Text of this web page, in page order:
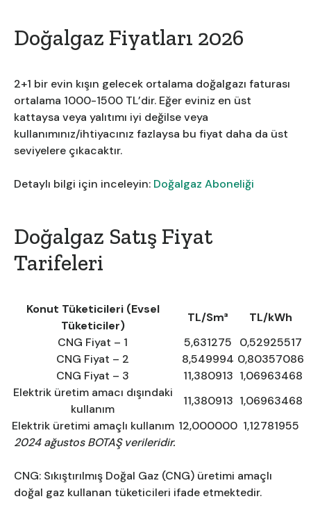
Doğalgaz Fiyatları 2026
2+1 bir evin kışın gelecek ortalama doğalgazı faturası
ortalama 1000-1500 TL’dir. Eğer eviniz en üst
kattaysa veya yalıtımı iyi değilse veya
kullanımınız/ihtiyacınız fazlaysa bu fiyat daha da üst
seviyelere çıkacaktır.
Detaylı bilgi için inceleyin: Doğalgaz Aboneliği
Doğalgaz Satış Fiyat
Tarifeleri
Konut Tüketicileri (Evsel
Tüketiciler)
TL/Sm³
TL/kWh
CNG Fiyat – 1
5,631275
0,52925517
CNG Fiyat – 2
8,549994 0,80357086
CNG Fiyat – 3
11,380913 1,06963468
Elektrik üretim amacı dışındaki
kullanım
11,380913 1,06963468
Elektrik üretimi amaçlı kullanım 12,000000 1,12781955
2024 ağustos BOTAŞ verileridir.
CNG: Sıkıştırılmış Doğal Gaz (CNG) üretimi amaçlı
doğal gaz kullanan tüketicileri ifade etmektedir.